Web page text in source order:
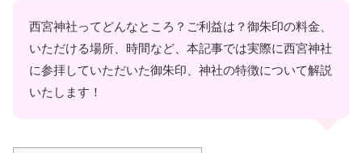
西宮神社ってどんなところ？ご利益は？御朱印の料金、
いただける場所、時間など、本記事では実際に西宮神社
に参拝していただいた御朱印、神社の特徴について解説
いたします！